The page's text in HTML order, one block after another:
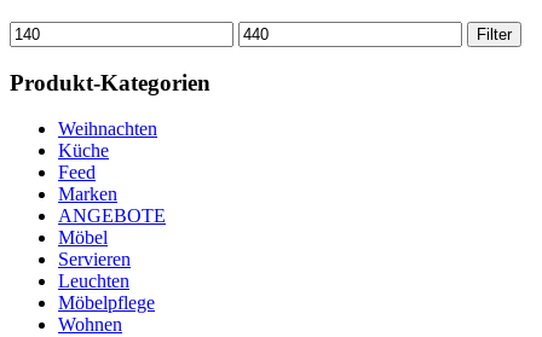
Min.
Preis
Max.
Preis
Filter
Produkt-Kategorien
Weihnachten
Küche
Feed
Marken
ANGEBOTE
Möbel
Servieren
Leuchten
Möbelpflege
Wohnen